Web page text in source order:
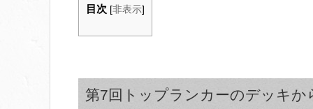
目次 [非表示]
第7回トップランカーのデッキ